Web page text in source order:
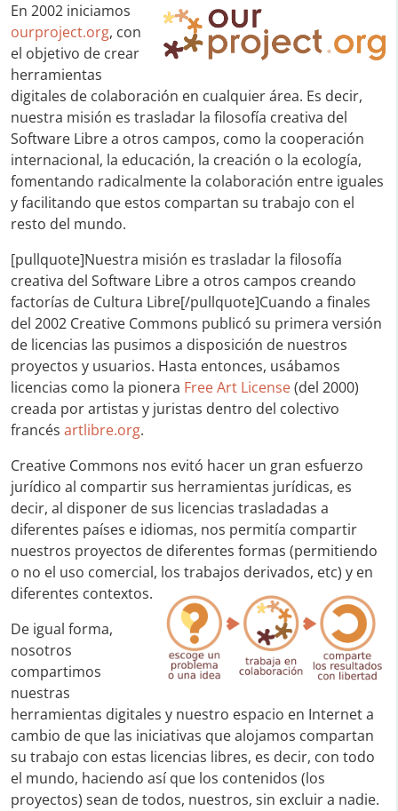
En 2002 iniciamos
ourproject.org, con
el objetivo de crear
herramientas
digitales de colaboración en cualquier área. Es decir,
nuestra misión es trasladar la filosofía creativa del
Software Libre a otros campos, como la cooperación
internacional, la educación, la creación o la ecología,
fomentando radicalmente la colaboración entre iguales
y facilitando que estos compartan su trabajo con el
resto del mundo.
[pullquote]Nuestra misión es trasladar la filosofía
creativa del Software Libre a otros campos creando
factorías de Cultura Libre[/pullquote]Cuando a finales
del 2002 Creative Commons publicó su primera versión
de licencias las pusimos a disposición de nuestros
proyectos y usuarios. Hasta entonces, usábamos
licencias como la pionera Free Art License(del 2000)
creada por artistas y juristas dentro del colectivo
francés artlibre.org.
Creative Commons nos evitó hacer un gran esfuerzo
jurídico al compartir sus herramientas jurídicas, es
decir, al disponer de sus licencias trasladadas a
diferentes países e idiomas, nos permitía compartir
nuestros proyectos de diferentes formas (permitiendo
o no el uso comercial, los trabajos derivados, etc) y en
diferentes contextos.
De igual forma,
nosotros
compartimos
nuestras
herramientas digitales y nuestro espacio en Internet a
cambio de que las iniciativas que alojamos compartan
su trabajo con estas licencias libres, es decir, con todo
el mundo, haciendo así que los contenidos (los
proyectos) sean de todos, nuestros, sin excluir a nadie.